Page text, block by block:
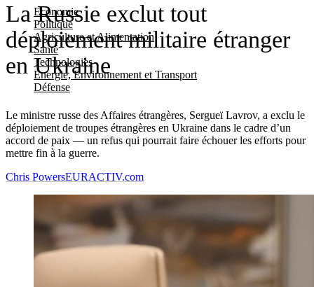
Economie
Politique
Agriculture et Alimentation
Santé
Technologies
Energie, Environnement et Transport
Défense
La Russie exclut tout
déploiement militaire étranger
en Ukraine
Le ministre russe des Affaires étrangères, Sergueï Lavrov, a exclu le
déploiement de troupes étrangères en Ukraine dans le cadre d’un
accord de paix — un refus qui pourrait faire échouer les efforts pour
mettre fin à la guerre.
Chris PowersEURACTIV.com